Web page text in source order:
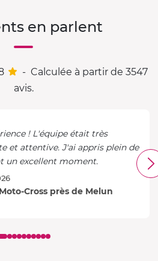
en parlent
- Calculée à partir de 3547
avis.
! L'équipe était très
et attentive. J'ai appris plein de
un excellent moment.
Cross près de Melun